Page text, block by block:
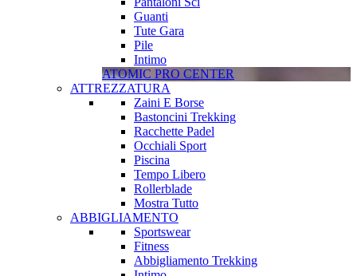
Guanti
Tute Gara
Pile
Intimo
ATOMIC PRO CENTER
ATTREZZATURA
Zaini E Borse
Bastoncini Trekking
Racchette Padel
Occhiali Sport
Piscina
Tempo Libero
Rollerblade
Mostra Tutto
ABBIGLIAMENTO
Sportswear
Fitness
Abbigliamento Trekking